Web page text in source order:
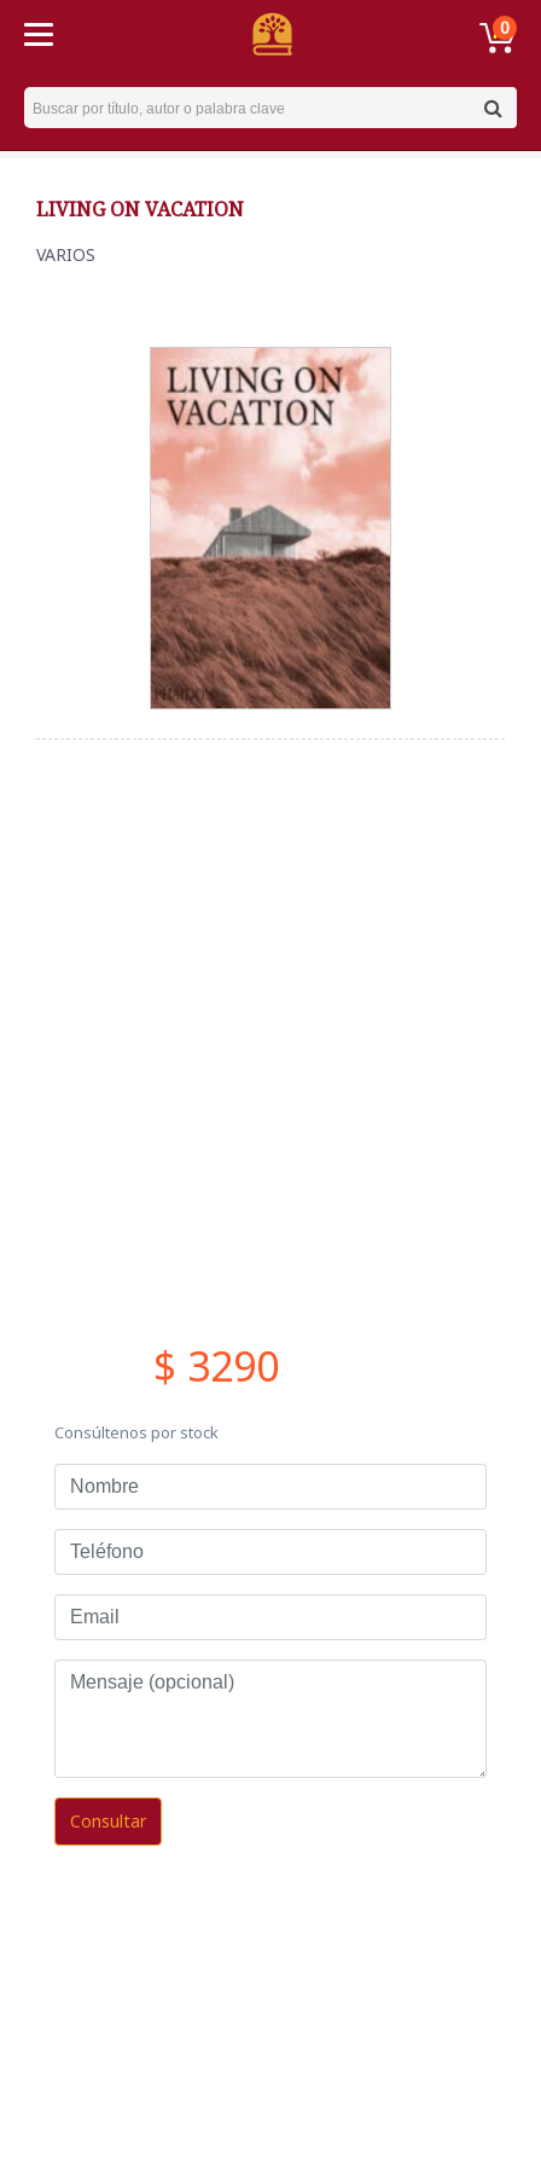
0
Username
LIVING ON VACATION
VARIOS
$ 3290
Consúltenos por stock
Nombre
Teléfono
Email
Mensaje
(opcional)
Consultar